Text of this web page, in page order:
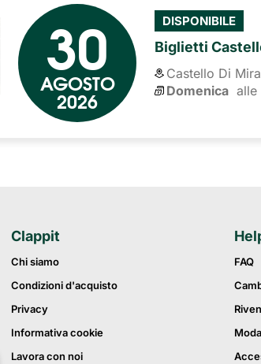
30
AGOSTO
2026
DISPONIBILE
Biglietti
Castello Di
Domenica
Clappit
Chi siamo
Condizioni d'acquisto
Privacy
Informativa cookie
Lavora con noi
FAQ